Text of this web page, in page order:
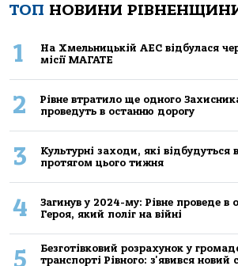
ТОП НОВИНИ
1
На Хмельницькій АЕС відбулася
місії МАГАТЕ
2
Рівне втратило ще одного
проведуть в останню дорогу
3
Культурні заходи, які відбудуться
протягом цього тижня
4
Загинув у 2024-му: Рівне проведе в
Героя, який поліг на війні
5
Безготівковий розрахунок у
транспорті Рівного: з'явився новий